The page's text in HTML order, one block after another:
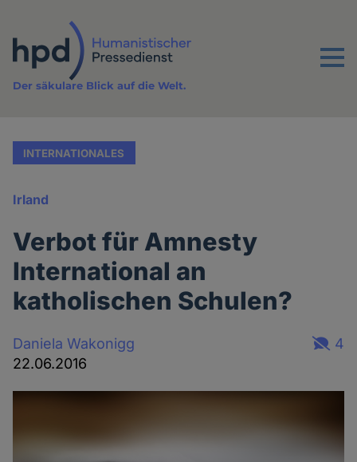
Inhalt
Menu
Der säkulare Blick auf die Welt.
INTERNATIONALES
Irland
Verbot für Amnesty
International an
katholischen Schulen?
Daniela Wakonigg
22.06.2016
4